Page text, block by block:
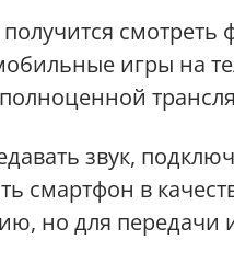
игры на
звук,
смартфон в
но для